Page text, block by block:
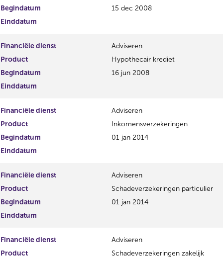
Begindatum
15 dec 2008
Einddatum
Financiële dienst
Adviseren
Product
Hypothecair krediet
Begindatum
16 jun 2008
Einddatum
Financiële dienst
Adviseren
Product
Inkomensverzekeringen
Begindatum
01 jan 2014
Einddatum
Financiële dienst
Adviseren
Product
Schadeverzekeringen particulier
Begindatum
01 jan 2014
Einddatum
Financiële dienst
Adviseren
Product
Schadeverzekeringen zakelijk